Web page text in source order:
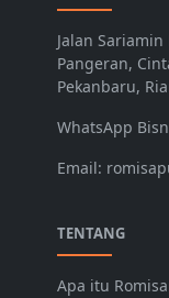
Jalan
Pangeran,
Pekanbaru,
WhatsApp
Email:
TENTANG
Apa itu